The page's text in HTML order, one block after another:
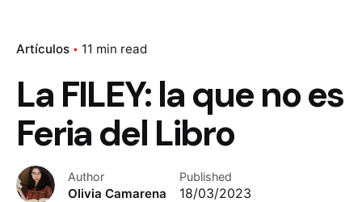
Artículos 11 min read
La FILEY: la que no es
Feria del Libro
Author
Olivia Camarena
Published
18/03/2023